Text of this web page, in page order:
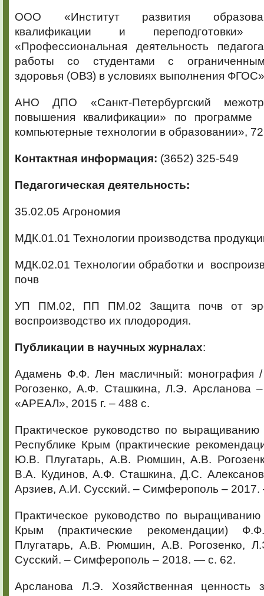
ООО «Институт развития
квалификации и
«Профессиональная деятельность
работы со студентами с
здоровья (ОВЗ) в условиях выполнения
АНО ДПО «Санкт-Петербургский
повышения квалификации» по
компьютерные технологии в образовании»,
Контактная информация: (3652) 325-549
Педагогическая деятельность:
35.02.05 Агрономия
МДК.01.01 Технологии производства
МДК.02.01 Технологии обработки и
почв
УП ПМ.02, ПП ПМ.02 Защита почв от
воспроизводство их плодородия.
Публикации в научных журналах:
Адамень Ф.Ф. Лен масличный: монография
Рогозенко, А.Ф. Сташкина, Л.Э. Арсланова
«АРЕАЛ», 2015 г. – 488 с.
Практическое руководство по
Республике Крым (практические
Ю.В. Плугатарь, А.В. Рюмшин, А.В.
В.А. Кудинов, А.Ф. Сташкина, Д.С.
Арзиев, А.И. Сусский. – Симферополь –
Практическое руководство по
Крым (практические рекомендации)
Плугатарь, А.В. Рюмшин, А.В. Рогозенко,
Сусский. – Симферополь – 2018. — с. 62.
Арсланова Л.Э. Хозяйственная ценность